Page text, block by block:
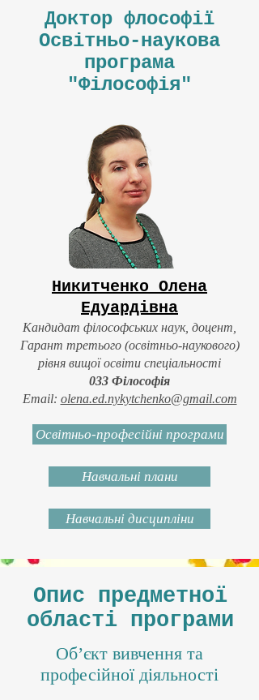
Доктор флософії
Освітньо-наукова
програма
"Філософія"
Никитченко Олена
Едуардівна
Кандидат філософських наук, доцент
Гарант третього (освітньо-наукового)
рівня вищої освіти спеціальності
033 Філософія
Email: olena.ed.nykytchenko@gmail.com
Освітньо-професійні програми
Навчальні плани
Навчальні дисципліни
Опис предметної
області програми
Об’єкт вивчення та
професійної діяльності